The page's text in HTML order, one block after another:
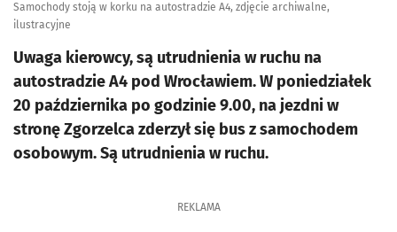
Samochody stoją w korku na autostradzie A4, zdjęcie archiwalne,
ilustracyjne
Uwaga kierowcy, są utrudnienia w ruchu na
autostradzie A4 pod Wrocławiem. W poniedziałek
20 października po godzinie 9.00, na jezdni w
stronę Zgorzelca zderzył się bus z samochodem
osobowym. Są utrudnienia w ruchu.
REKLAMA